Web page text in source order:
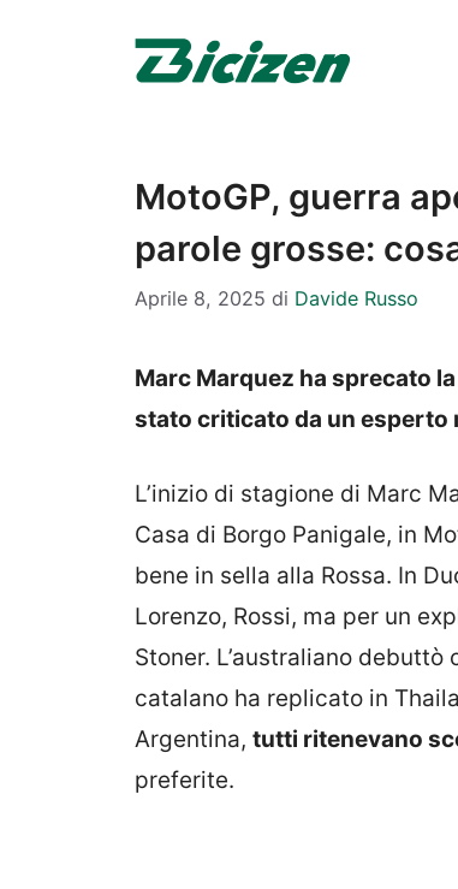
MotoGP, guerra
parole grosse:
Aprile 8, 2025 di Davide Russo
Marc Marquez ha sprecato
stato criticato da un esperto
L’inizio di stagione di Marc
Casa di Borgo Panigale, in
bene in sella alla Rossa. In
Lorenzo, Rossi, ma per un
Stoner. L’australiano
catalano ha replicato in
Argentina, tutti ritenevano
preferite.